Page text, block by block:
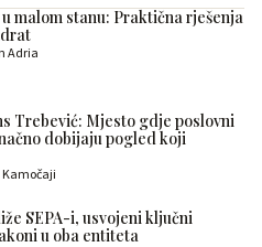
malom stanu: Praktična rješenja
Adria
Trebević: Mjesto gdje poslovni
dobijaju pogled koji
SEPA-i, usvojeni ključni
u oba entiteta